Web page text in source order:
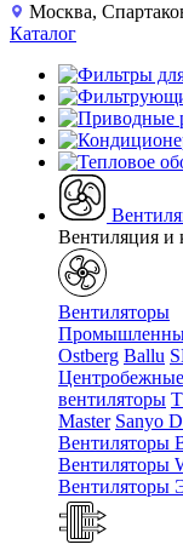
Москва,
Каталог
Вентиляция и
Вентиляторы
Ostberg Ballu
Центробежные
вентиляторы
Master Sanyo
Вентиляторы
Вентиляторы
Вентиляторы